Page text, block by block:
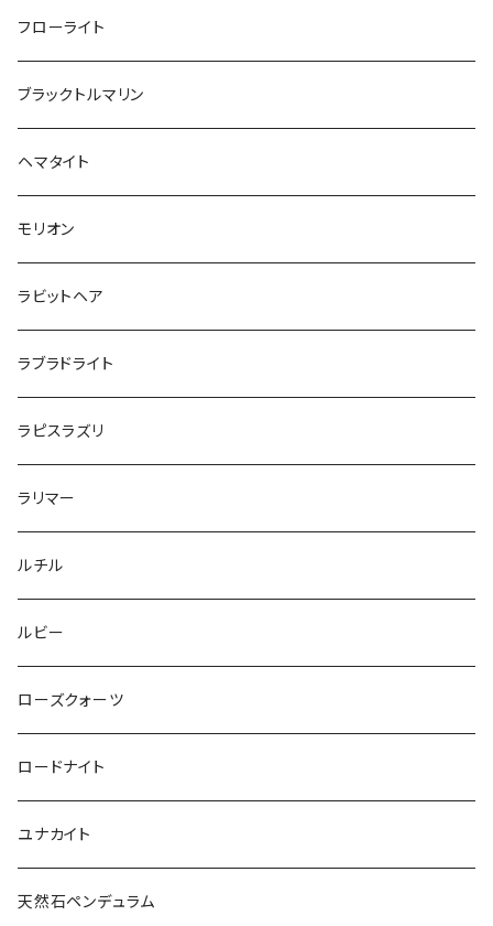
フローライト
ブラックトルマリン
ヘマタイト
モリオン
ラビットヘア
ラブラドライト
ラピスラズリ
ラリマー
ルチル
ルビー
ローズクォーツ
ロードナイト
ユナカイト
天然石ペンデュラム